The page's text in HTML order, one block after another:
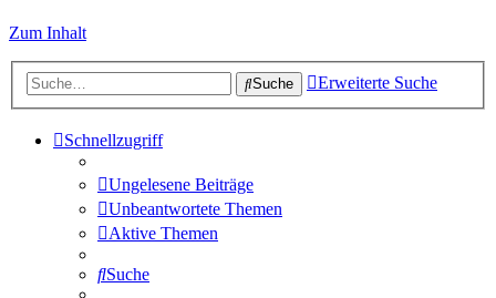
Zum Inhalt
Suche Erweiterte Suche
Schnellzugriff
Ungelesene Beiträge
Unbeantwortete Themen
Aktive Themen
Suche